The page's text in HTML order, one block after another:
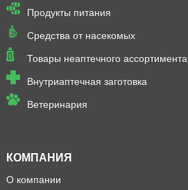
Продукты питания
Средства от насекомых
Товары неаптечного ассортимента
Внутриаптечная заготовка
Ветеринария
КОМПАНИЯ
О компании